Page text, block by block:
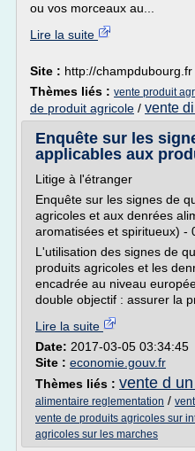
ou vos morceaux au...
Lire la suite
Site : http://champdubourg.fr
Thèmes liés : vente produit
de produit agricole / vente
Enquête sur les
applicables aux
Litige à l'étranger
Enquête sur les signes de
agricoles et aux denrées
aromatisées et spiritueux) -
L'utilisation des signes de
produits agricoles et les
encadrée au niveau
double objectif : assurer la
Lire la suite
Date: 2017-03-05 03:34:45
Site : economie.gouv.fr
Thèmes liés : vente d
alimentaire reglementation /
vente de produits agricoles sur
agricoles sur les marches